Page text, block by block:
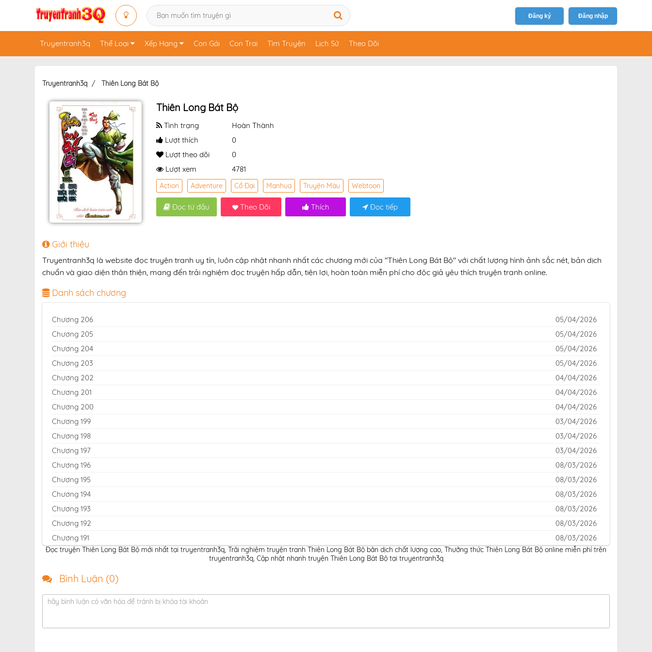
Đăng ký Đăng nhập
Truyentranh3q Thể Loại Xếp Hạng Con Gái Con Trai Tìm Truyện Lịch Sử Theo Dõi
Truyentranh3q Thiên Long Bát Bộ
Thiên Long Bát Bộ
Tình trạng
Hoàn Thành
Lượt thích
0
Lượt theo dõi
0
Lượt xem
4781
Action Adventure Cổ Đại Manhua Truyện Màu Webtoon
Đọc từ đầu Theo Dõi Thích Đọc tiếp
Giới thiệu
Truyentranh3q là website đọc truyện tranh uy tín, luôn cập nhật nhanh nhất các chương mới của "Thiên Long Bát Bộ" với chất lượng hình ảnh sắc nét, bản dịch
chuẩn và giao diện thân thiện, mang đến trải nghiệm đọc truyện hấp dẫn, tiện lợi, hoàn toàn miễn phí cho độc giả yêu thích truyện tranh online.
Danh sách chương
Chương 206
05/04/2026
Chương 205
05/04/2026
Chương 204
05/04/2026
Chương 203
05/04/2026
Chương 202
04/04/2026
Chương 201
04/04/2026
Chương 200
04/04/2026
Chương 199
03/04/2026
Chương 198
03/04/2026
Chương 197
03/04/2026
Chương 196
08/03/2026
Chương 195
08/03/2026
Chương 194
08/03/2026
Chương 193
08/03/2026
Chương 192
08/03/2026
Chương 191
08/03/2026
Chương 190
09/02/2026
Chương 188
Chương 187
09/02/2026
Đọc truyện Thiên Long Bát Bộ mới nhất tại truyentranh3q, Trải nghiệm truyện tranh Thiên Long Bát Bộ bản dịch chất lượng cao, Thưởng thức Thiên Long Bát Bộ online miễn phí trên
truyentranh3q, Cập nhật nhanh truyện Thiên Long Bát Bộ tại truyentranh3q
Bình Luận (0)
hãy bình luận có văn hóa để tránh bị khóa tài khoản